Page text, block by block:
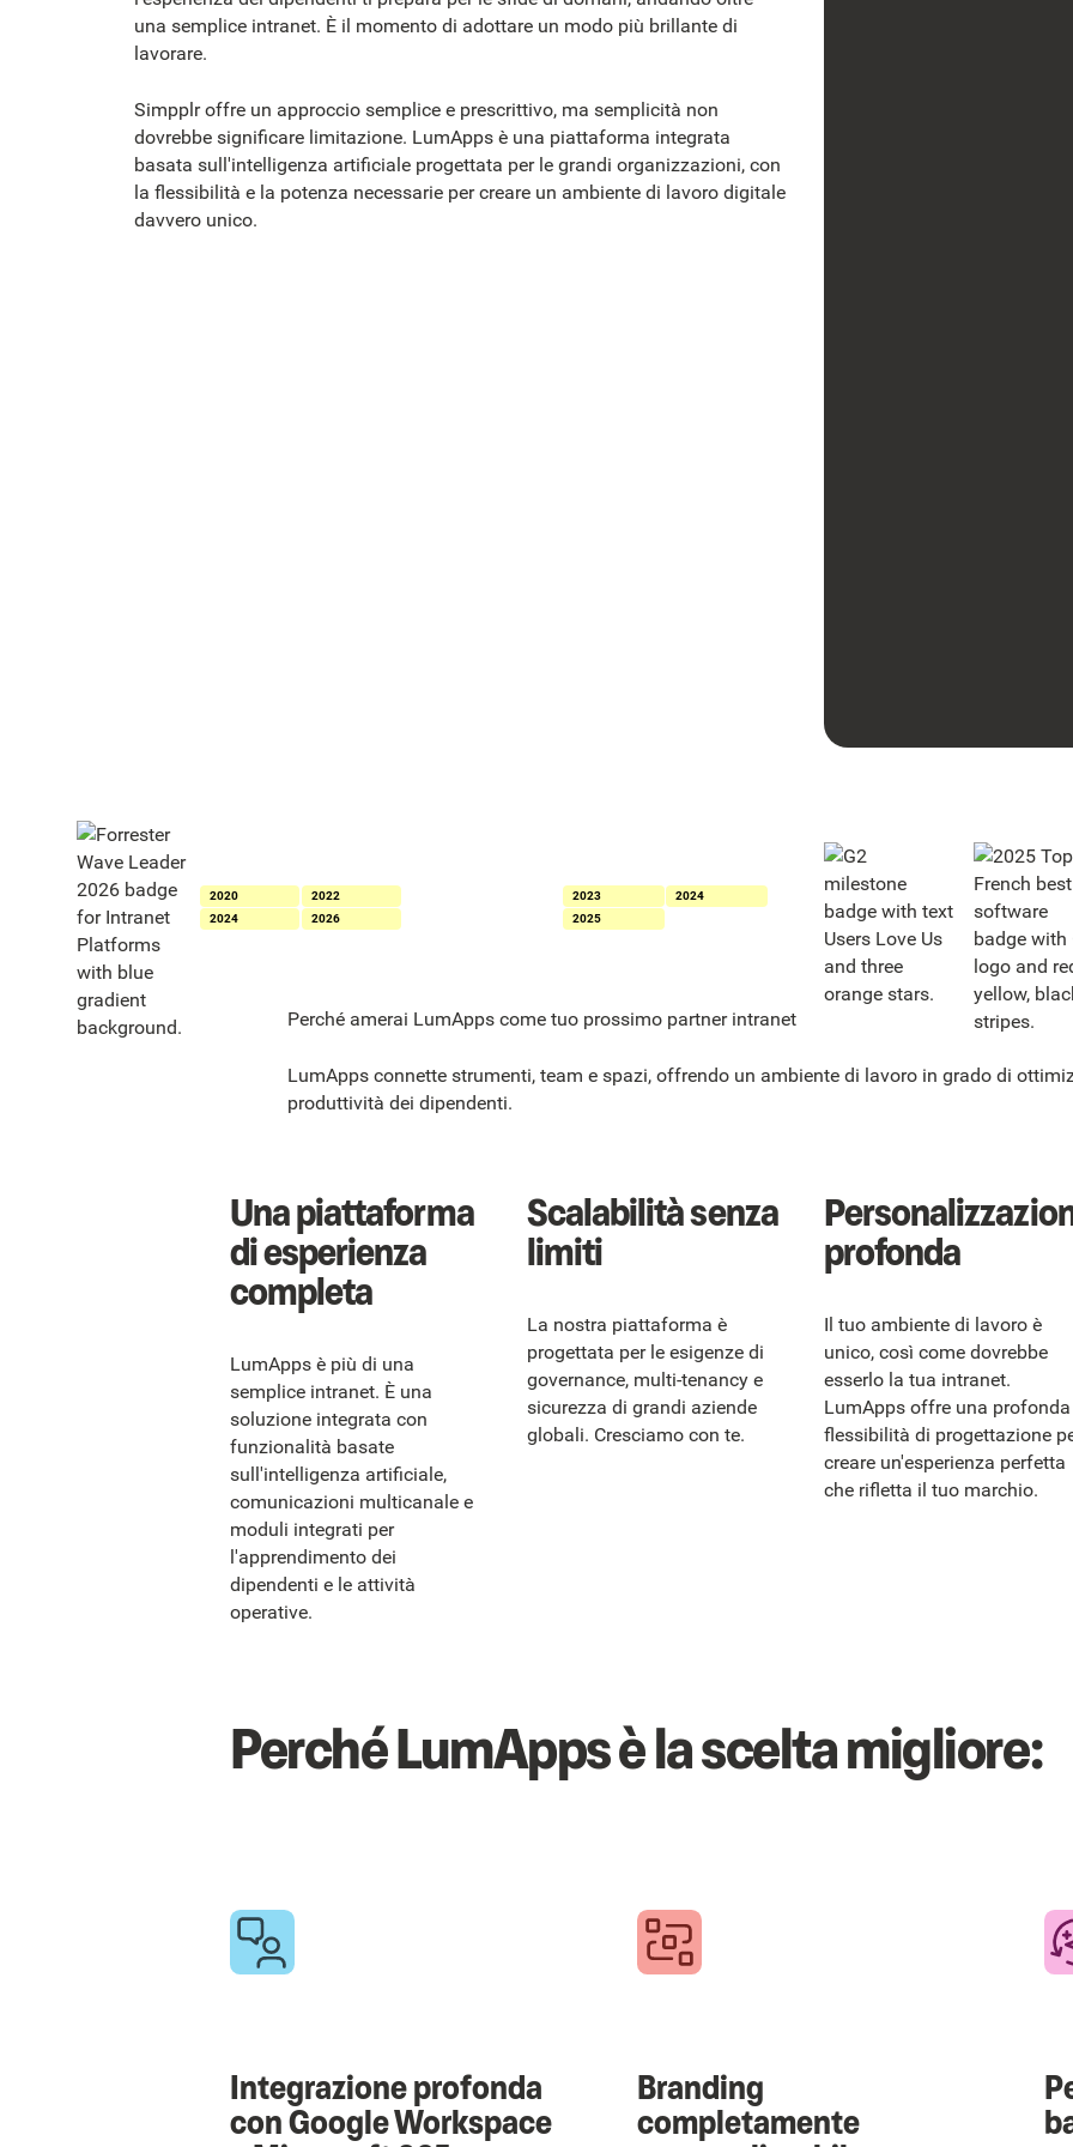
una semplice intranet. È il momento di adottare un modo più brillante di
lavorare.
Simpplr offre un approccio semplice e prescrittivo, ma semplicità non
dovrebbe significare limitazione. LumApps è una piattaforma integrata
basata sull'intelligenza artificiale progettata per le grandi organizzazioni, con
la flessibilità e la potenza necessarie per creare un ambiente di lavoro digitale
davvero unico.
2020
2022
2024
2026
2023
2024
2025
Perché amerai LumApps come tuo prossimo partner intranet
LumApps connette strumenti, team e spazi, offrendo un ambiente di lavoro in grado di
produttività dei dipendenti.
Una piattaforma
di esperienza
completa
LumApps è più di una
semplice intranet. È una
soluzione integrata con
funzionalità basate
sull'intelligenza artificiale,
comunicazioni multicanale e
moduli integrati per
l'apprendimento dei
dipendenti e le attività
operative.
Scalabilità senza
limiti
La nostra piattaforma è
progettata per le esigenze di
governance, multi-tenancy e
sicurezza di grandi aziende
globali. Cresciamo con te.
profonda
Il tuo ambiente di lavoro è
unico, così come dovrebbe
esserlo la tua intranet.
LumApps offre una profonda
flessibilità di progettazione
creare un'esperienza perfetta
che rifletta il tuo marchio.
Perché LumApps è la scelta migliore:
Integrazione profonda
con Google Workspace
Branding
completamente